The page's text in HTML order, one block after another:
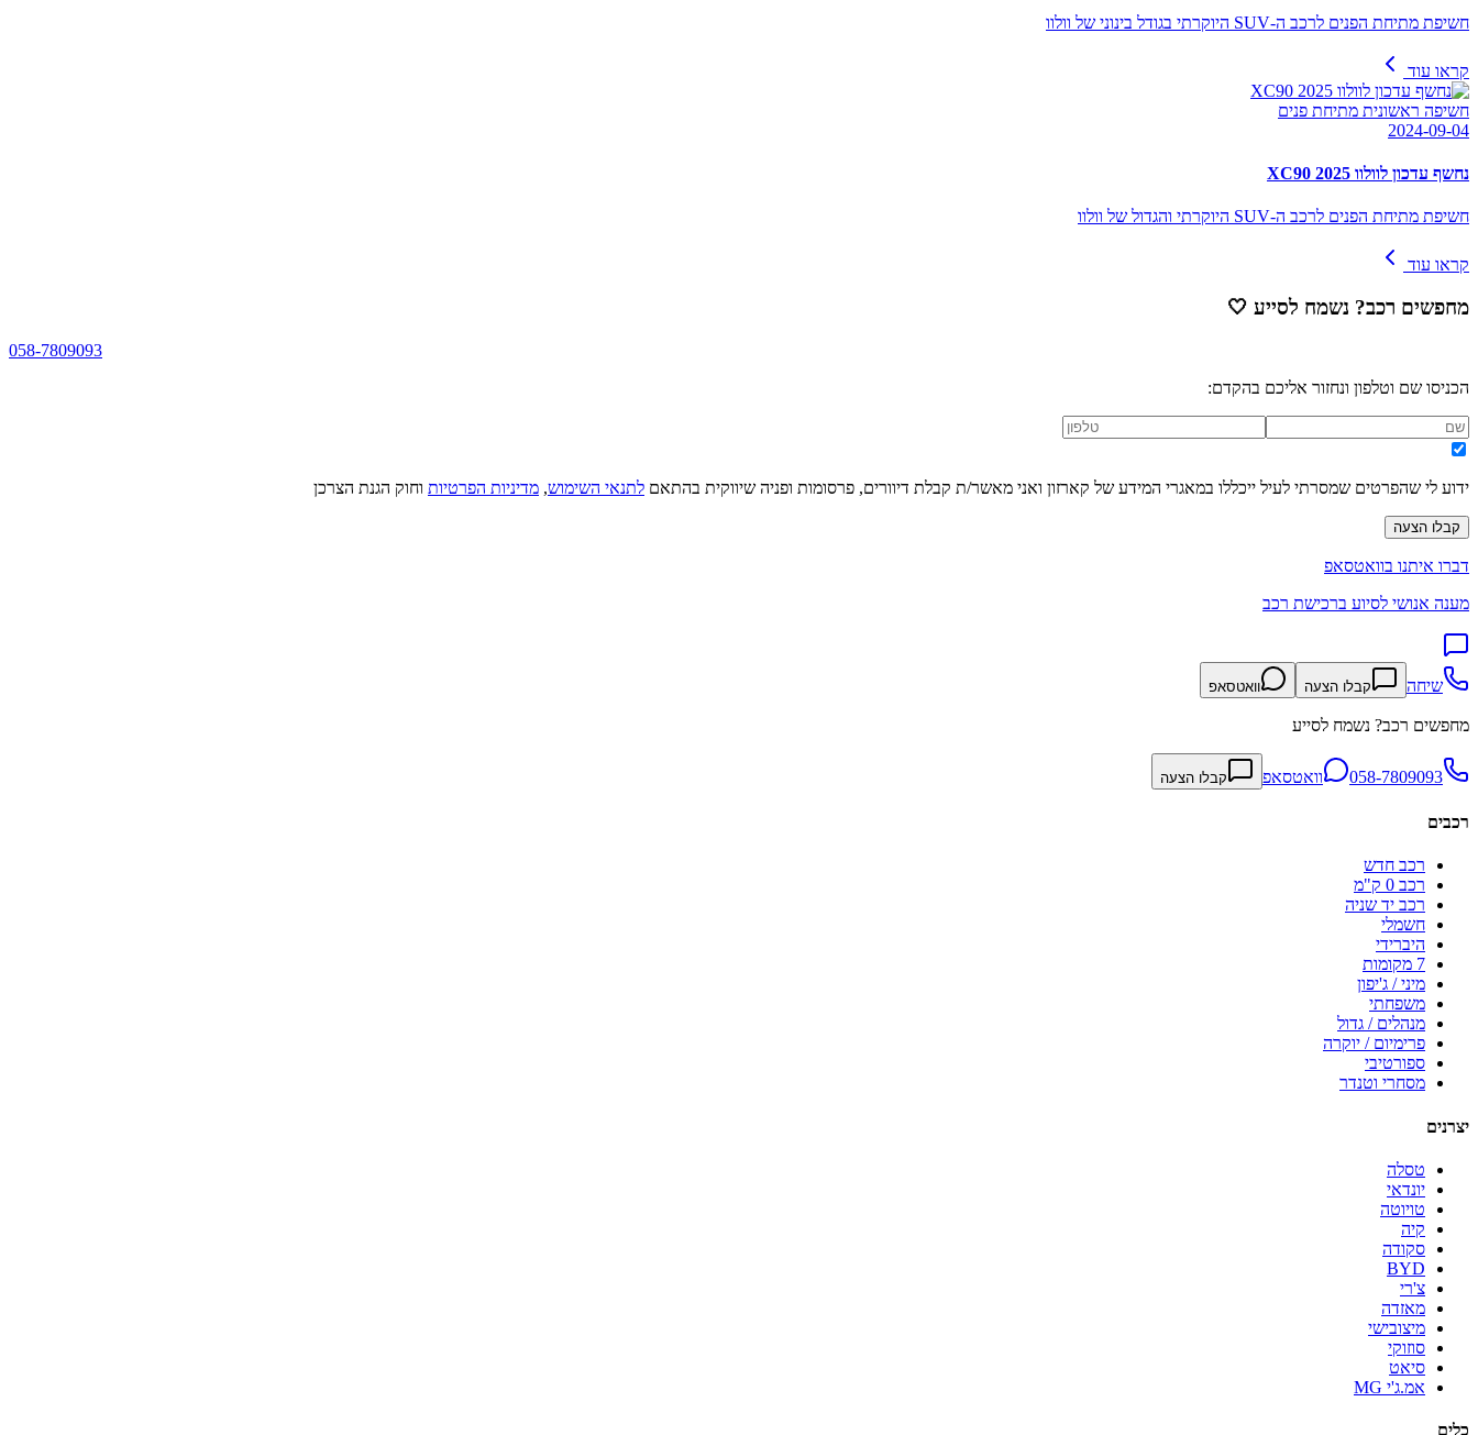
חשיפת מתיחת הפנים לרכב ה-SUV היוקרתי בגודל בינוני של וולוו
קראו עוד
חשיפה ראשונית מתיחת פנים
2024-09-04
נחשף עדכון לוולוו XC90 2025
חשיפת מתיחת הפנים לרכב ה-SUV היוקרתי והגדול של וולוו
קראו עוד
מחפשים רכב? נשמח לסייע 🤍
058-7809093
הכניסו שם וטלפון ונחזור אליכם בהקדם:
ידוע לי שהפרטים שמסרתי לעיל ייכללו במאגרי המידע של קארזון ואני מאשר/ת קבלת דיוורים, פרסומות ופניה שיווקית בהתאם לתנאי השימוש, מדיניות הפרטיות וחוק הגנת הצרכן
קבלו הצעה
דברו איתנו בוואטסאפ
מענה אנושי לסיוע ברכישת רכב
שיחה קבלו הצעה וואטסאפ
מחפשים רכב? נשמח לסייע
058-7809093 וואטסאפ קבלו הצעה
רכבים
רכב חדש
רכב 0 ק"מ
רכב יד שניה
חשמלי
היברידי
7 מקומות
מיני / ג'יפון
משפחתי
מנהלים / גדול
פרימיום / יוקרה
ספורטיבי
מסחרי וטנדר
יצרנים
טסלה
יונדאי
טויוטה
קיה
סקודה
BYD
צ'רי
מאזדה
מיצובישי
סוזוקי
סיאט
אמ.ג'י MG
כלים